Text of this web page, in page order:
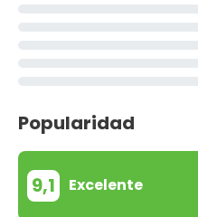
Popularidad
9,1 Excelente